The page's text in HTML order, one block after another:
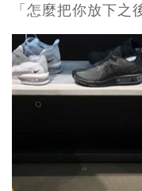
「怎麼把你放下之